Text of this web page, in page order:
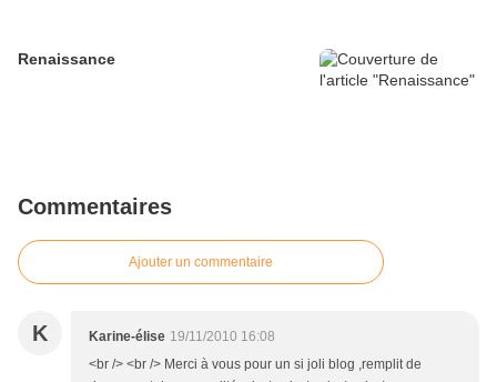
Renaissance
Commentaires
Ajouter un commentaire
K Karine-élise 19/11/2010 16:08
<br /> <br /> Merci à vous pour un si joli blog ,remplit de